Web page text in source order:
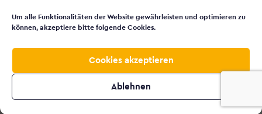
Um alle Funktionalitäten der Website gewährleisten und optimieren zu
können, akzeptiere bitte folgende Cookies.
Cookies akzeptieren
Ablehnen
